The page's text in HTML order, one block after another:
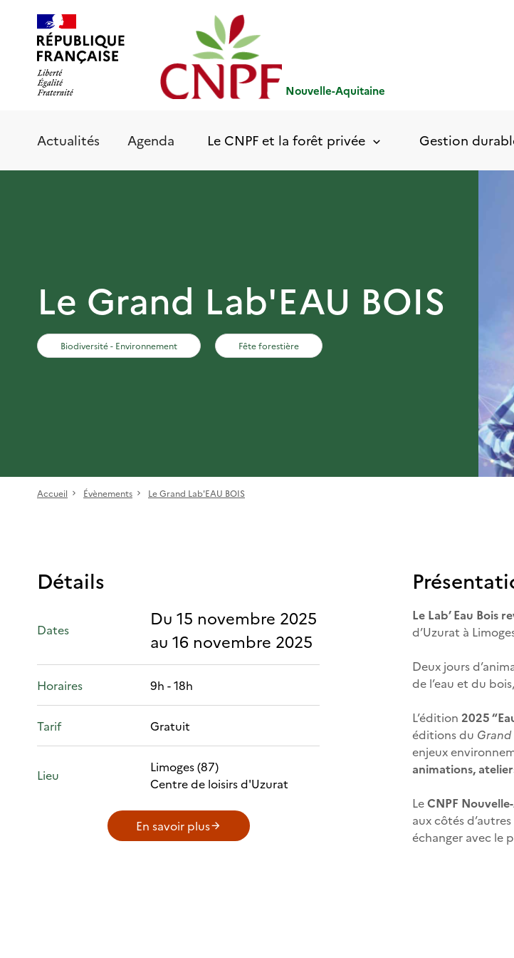
contenu
principal
Nouvelle-Aquitaine
Actualités Agenda Le CNPF et la forêt privée Gestion
Le Grand Lab'EAU BOIS
Biodiversité - Environnement Fête forestière
Accueil Évènements Le Grand Lab'EAU BOIS
Détails
Dates
Du 15 novembre 2025
au 16 novembre 2025
Horaires 9h - 18h
Tarif Gratuit
Lieu
Limoges (87)
Centre de loisirs d'Uzurat
En savoir plus
Le Lab’ Eau Bois
d’Uzurat à
Deux jours
de l’eau et du
L’édition 2025
éditions du Grand
enjeux
animations,
LeCNPF
aux côtés
échanger avec le